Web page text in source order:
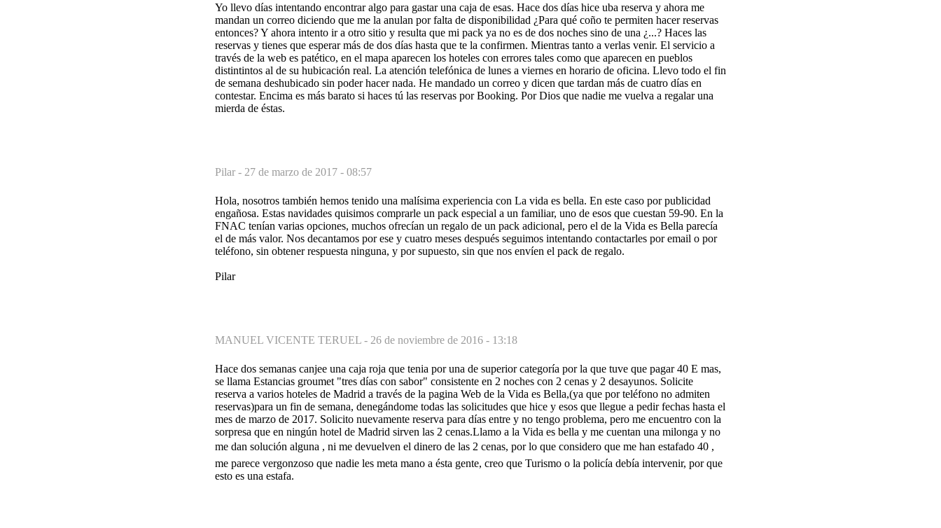
Yo llevo días intentando encontrar algo para gastar una caja de esas. Hace dos días hice uba reserva y ahora me
mandan un correo diciendo que me la anulan por falta de disponibilidad ¿Para qué coño te permiten hacer reservas
entonces? Y ahora intento ir a otro sitio y resulta que mi pack ya no es de dos noches sino de una ¿...? Haces las
reservas y tienes que esperar más de dos días hasta que te la confirmen. Mientras tanto a verlas venir. El servicio a
través de la web es patético, en el mapa aparecen los hoteles con errores tales como que aparecen en pueblos
distintintos al de su hubicación real. La atención telefónica de lunes a viernes en horario de oficina. Llevo todo el fin
de semana deshubicado sin poder hacer nada. He mandado un correo y dicen que tardan más de cuatro días en
contestar. Encima es más barato si haces tú las reservas por Booking. Por Dios que nadie me vuelva a regalar una
mierda de éstas.
Pilar - 27 de marzo de 2017 - 08:57
Hola, nosotros también hemos tenido una malísima experiencia con La vida es bella. En este caso por publicidad
engañosa. Estas navidades quisimos comprarle un pack especial a un familiar, uno de esos que cuestan 59-90. En la
FNAC tenían varias opciones, muchos ofrecían un regalo de un pack adicional, pero el de la Vida es Bella parecía
el de más valor. Nos decantamos por ese y cuatro meses después seguimos intentando contactarles por email o por
teléfono, sin obtener respuesta ninguna, y por supuesto, sin que nos envíen el pack de regalo.
Pilar
MANUEL VICENTE TERUEL - 26 de noviembre de 2016 - 13:18
Hace dos semanas canjee una caja roja que tenia por una de superior categoría por la que tuve que pagar 40 E mas,
se llama Estancias groumet "tres días con sabor" consistente en 2 noches con 2 cenas y 2 desayunos. Solicite
reserva a varios hoteles de Madrid a través de la pagina Web de la Vida es Bella,(ya que por teléfono no admiten
reservas)para un fin de semana, denegándome todas las solicitudes que hice y esos que llegue a pedir fechas hasta el
mes de marzo de 2017. Solicito nuevamente reserva para días entre y no tengo problema, pero me encuentro con la
sorpresa que en ningún hotel de Madrid sirven las 2 cenas.Llamo a la Vida es bella y me cuentan una milonga y no
me dan solución alguna , ni me devuelven el dinero de las 2 cenas, por lo que considero que me han estafado 40 ,
me parece vergonzoso que nadie les meta mano a ésta gente, creo que Turismo o la policía debía intervenir, por que
esto es una estafa.